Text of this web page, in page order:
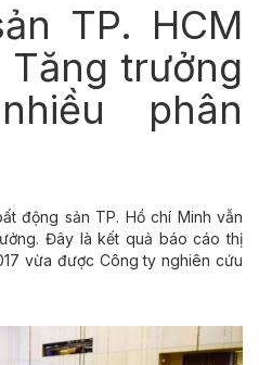
TP. HCM
Tăng trưởng
phân
động sản TP. Hồ chí Minh vẫn
Đây là kết quả báo cáo thị
vừa được Công ty nghiên cứu